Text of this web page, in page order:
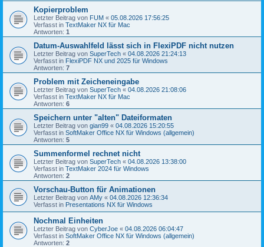
Kopierproblem
Letzter Beitrag von FUM « 05.08.2026 17:56:25
Verfasst in TextMaker NX für Mac
Antworten: 1
Datum-Auswahlfeld lässt sich in FlexiPDF nicht nutzen
Letzter Beitrag von SuperTech « 04.08.2026 21:24:13
Verfasst in FlexiPDF NX und 2025 für Windows
Antworten: 7
Problem mit Zeicheneingabe
Letzter Beitrag von SuperTech « 04.08.2026 21:08:06
Verfasst in TextMaker NX für Mac
Antworten: 6
Speichern unter "alten" Dateiformaten
Letzter Beitrag von gian99 « 04.08.2026 15:20:55
Verfasst in SoftMaker Office NX für Windows (allgemein)
Antworten: 5
Summenformel rechnet nicht
Letzter Beitrag von SuperTech « 04.08.2026 13:38:00
Verfasst in TextMaker 2024 für Windows
Antworten: 2
Vorschau-Button für Animationen
Letzter Beitrag von AMy « 04.08.2026 12:36:34
Verfasst in Presentations NX für Windows
Nochmal Einheiten
Letzter Beitrag von CyberJoe « 04.08.2026 06:04:47
Verfasst in SoftMaker Office NX für Windows (allgemein)
Antworten: 2